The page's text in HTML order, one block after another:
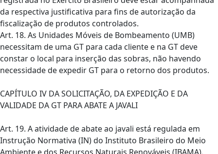
da respectiva justificativa para fins de autorização da
fiscalização de produtos controlados.
Art. 18. As Unidades Móveis de Bombeamento (UMB)
necessitam de uma GT para cada cliente e na GT deve
constar o local para inserção das sobras, não havendo
necessidade de expedir GT para o retorno dos produtos.
CAPÍTULO IV DA SOLICITAÇÃO, DA EXPEDIÇÃO E DA
VALIDADE DA GT PARA ABATE A JAVALI
Art. 19. A atividade de abate ao javali está regulada em
Instrução Normativa (IN) do Instituto Brasileiro do Meio